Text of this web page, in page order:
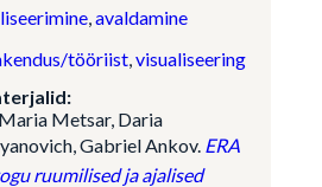
,avaldamine
tööriist,visualiseering
Metsar, Daria
Gabriel Ankov. ERA
ruumilised ja ajalised